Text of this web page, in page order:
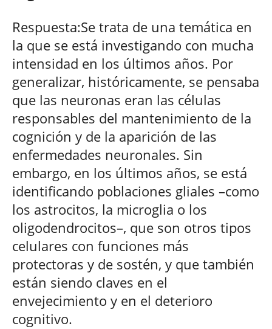
Respuesta:Se trata de una temática en
la que se está investigando con mucha
intensidad en los últimos años. Por
generalizar, históricamente, se pensaba
que las neuronas eran las células
responsables del mantenimiento de la
cognición y de la aparición de las
enfermedades neuronales. Sin
embargo, en los últimos años, se está
identificando poblaciones gliales –como
los astrocitos, la microglia o los
oligodendrocitos–, que son otros tipos
celulares con funciones más
protectoras y de sostén, y que también
están siendo claves en el
envejecimiento y en el deterioro
cognitivo.